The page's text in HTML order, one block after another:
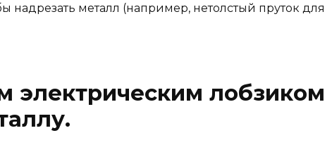
надрезать металл (например, нетолстый пруток для
электрическим лобзиком